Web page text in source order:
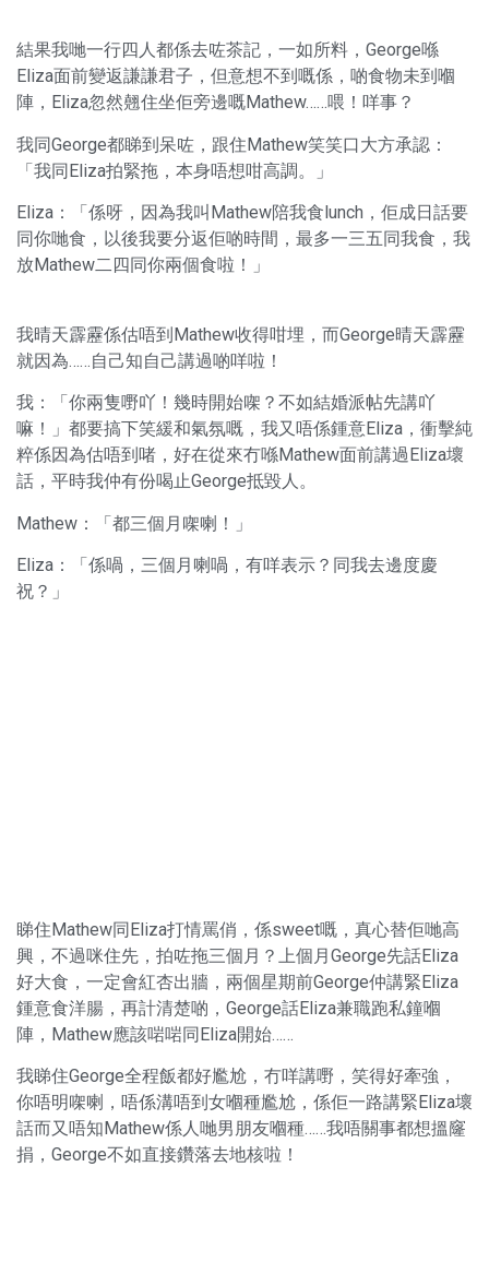
結果我哋一行四人都係去咗茶記，一如所料，George喺
Eliza面前變返謙謙君子，但意想不到嘅係，啲食物未到嗰
陣，Eliza忽然翹住坐佢旁邊嘅Mathew……喂！咩事？
我同George都睇到呆咗，跟住Mathew笑笑口大方承認：
「我同Eliza拍緊拖，本身唔想咁高調。」
Eliza：「係呀，因為我叫Mathew陪我食lunch，佢成日話要
同你哋食，以後我要分返佢啲時間，最多一三五同我食，我
放Mathew二四同你兩個食啦！」
我晴天霹靂係估唔到Mathew收得咁埋，而George晴天霹靂
就因為……自己知自己講過啲咩啦！
我：「你兩隻嘢吖！幾時開始㗎？不如結婚派帖先講吖
嘛！」都要搞下笑緩和氣氛嘅，我又唔係鍾意Eliza，衝擊純
粹係因為估唔到啫，好在從來冇喺Mathew面前講過Eliza壞
話，平時我仲有份喝止George抵毀人。
Mathew：「都三個月㗎喇！」
Eliza：「係喎，三個月喇喎，有咩表示？同我去邊度慶
祝？」
睇住Mathew同Eliza打情罵俏，係sweet嘅，真心替佢哋高
興，不過咪住先，拍咗拖三個月？上個月George先話Eliza
好大食，一定會紅杏出牆，兩個星期前George仲講緊Eliza
鍾意食洋腸，再計清楚啲，George話Eliza兼職跑私鐘嗰
陣，Mathew應該啱啱同Eliza開始……
我睇住George全程飯都好尷尬，冇咩講嘢，笑得好牽強，
你唔明㗎喇，唔係溝唔到女嗰種尷尬，係佢一路講緊Eliza壞
話而又唔知Mathew係人哋男朋友嗰種……我唔關事都想搵窿
捐，George不如直接鑽落去地核啦！